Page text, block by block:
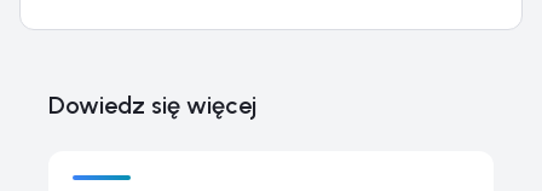
Dowiedz się więcej